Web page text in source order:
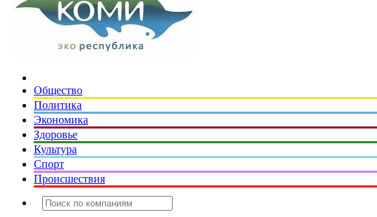
Общество
Политика
Экономика
Здоровье
Культура
Спорт
Происшествия